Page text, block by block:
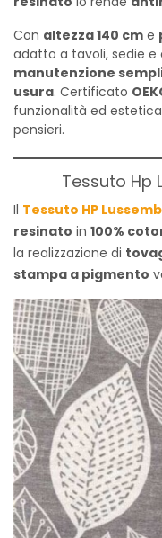
Con altezza 140 cm e
adatto a tavoli, sedie
manutenzione
usura. Certificato
funzionalità ed
pensieri.
Tessuto Hp
Il Tessuto HP
resinato in 100%
la realizzazione di
stampa a pigmento